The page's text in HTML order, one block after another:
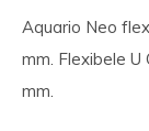
Aquario Neo
mm. Flexibele
mm.